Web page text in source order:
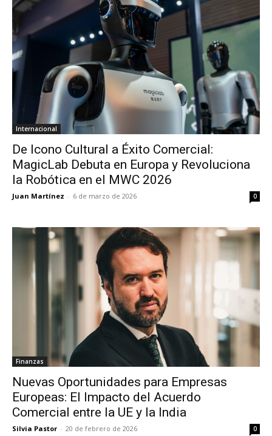
Internacional
De Icono Cultural a Éxito Comercial:
MagicLab Debuta en Europa y Revoluciona
la Robótica en el MWC 2026
Juan Martínez - 6 de marzo de 2026 0
Finanzas
Nuevas Oportunidades para Empresas
Europeas: El Impacto del Acuerdo
Comercial entre la UE y la India
Silvia Pastor - 20 de febrero de 2026 0